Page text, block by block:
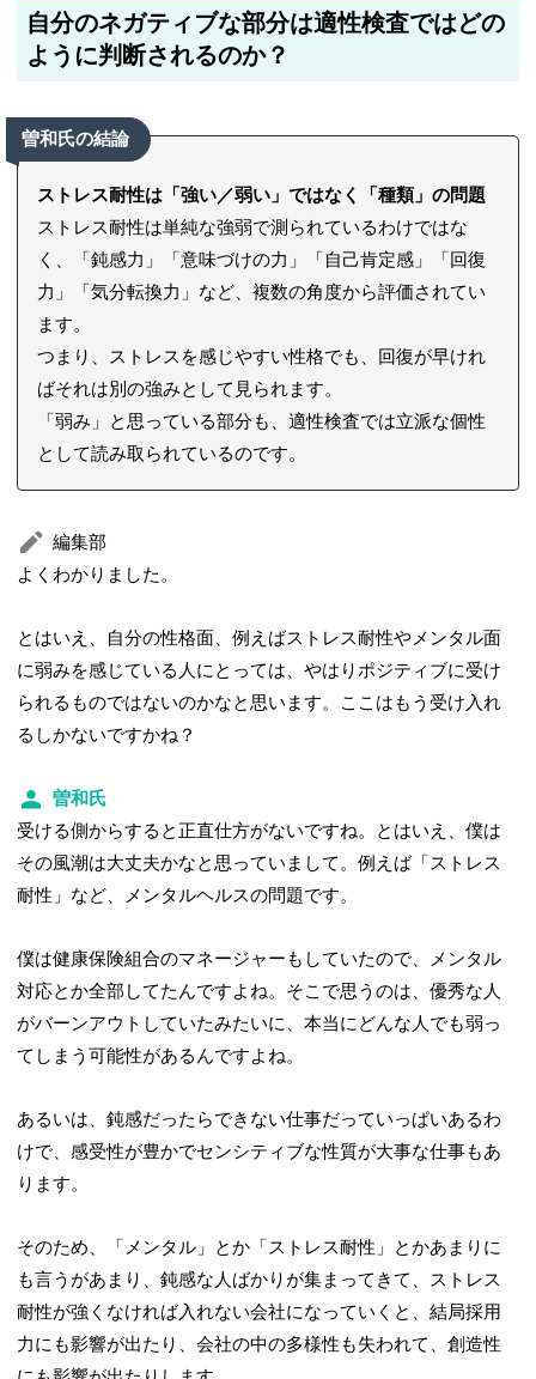
自分のネガティブな部分は適性検査ではどの
ように判断されるのか？
曽和氏の結論
ストレス耐性は「強い／弱い」ではなく「種類」の問題
ストレス耐性は単純な強弱で測られているわけではな
く、「鈍感力」「意味づけの力」「自己肯定感」「回復
力」「気分転換力」など、複数の角度から評価されてい
ます。
つまり、ストレスを感じやすい性格でも、回復が早けれ
ばそれは別の強みとして見られます。
「弱み」と思っている部分も、適性検査では立派な個性
として読み取られているのです。
編集部
よくわかりました。
とはいえ、自分の性格面、例えばストレス耐性やメンタル面
に弱みを感じている人にとっては、やはりポジティブに受け
られるものではないのかなと思います。ここはもう受け入れ
るしかないですかね？
曽和氏
受ける側からすると正直仕方がないですね。とはいえ、僕は
その風潮は大丈夫かなと思っていまして。例えば「ストレス
耐性」など、メンタルヘルスの問題です。
僕は健康保険組合のマネージャーもしていたので、メンタル
対応とか全部してたんですよね。そこで思うのは、優秀な人
がバーンアウトしていたみたいに、本当にどんな人でも弱っ
てしまう可能性があるんですよね。
あるいは、鈍感だったらできない仕事だっていっぱいあるわ
けで、感受性が豊かでセンシティブな性質が大事な仕事もあ
ります。
そのため、「メンタル」とか「ストレス耐性」とかあまりに
も言うがあまり、鈍感な人ばかりが集まってきて、ストレス
耐性が強くなければ入れない会社になっていくと、結局採用
力にも影響が出たり、会社の中の多様性も失われて、創造性